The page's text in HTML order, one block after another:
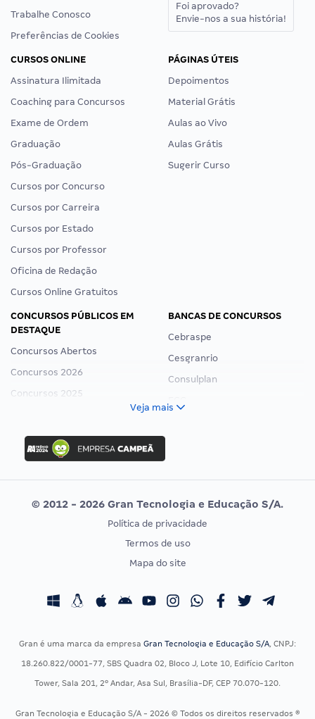
Trabalhe Conosco
Preferências de Cookies
Foi aprovado?
Envie-nos a sua história!
CURSOS ONLINE
Assinatura Ilimitada
Coaching para Concursos
Exame de Ordem
Graduação
Pós-Graduação
Cursos por Concurso
Cursos por Carreira
Cursos por Estado
Cursos por Professor
Oficina de Redação
Cursos Online Gratuitos
PÁGINAS ÚTEIS
Depoimentos
Material Grátis
Aulas ao Vivo
Aulas Grátis
Sugerir Curso
CONCURSOS PÚBLICOS EM
DESTAQUE
Concursos Abertos
Concursos 2026
Concursos 2025
Concurso Ibama
Concurso MPU
Editais publicados
BANCAS DE CONCURSOS
Cebraspe
Cesgranrio
Consulplan
Vunesp
CONCURSOS POR PROFISSÃO
Concursos Fiscais
Concursos Saúde
EXAME DE ORDEM
Calendário OAB
Veja mais
© 2012 - 2026 Gran Tecnologia e Educação S/A.
Política de privacidade
Termos de uso
Mapa do site
Gran é uma marca da empresa Gran Tecnologia e Educação S/A, CNPJ:
18.260.822/0001-77, SBS Quadra 02, Bloco J, Lote 10, Edifício Carlton
Tower, Sala 201, 2º Andar, Asa Sul, Brasília-DF, CEP 70.070-120.
Gran Tecnologia e Educação S/A - 2026 © Todos os direitos reservados ®